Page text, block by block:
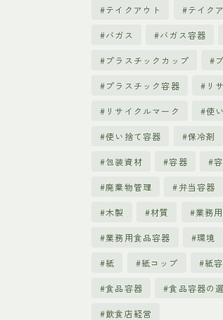
テイクアウト テイク
バガス バガス容器
プラスチックカップ
プラスチック容器 リ
リサイクルマーク 使
使い捨て容器 保冷剤
包装資材 容器
廃棄物管理 弁当容器
木製 材質 業務
業務用食品容器 環境
紙 紙コップ 紙
食品容器 食品容器の
飲食店経営